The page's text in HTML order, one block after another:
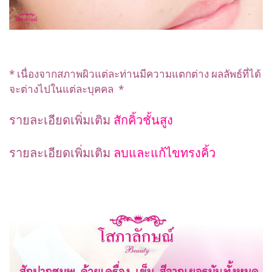
* เนื่องจากสภาพผิวแต่ละท่านมีความแตกต่าง ผลลัพธ์ที่ได้
จะต่างไปในแต่ละบุคคล *
รายละเอียดเพิ่มเติม สักคิ้วชั้นสูง
รายละเอียดเพิ่มเติม ลบและแก้ไขทรงคิ้ว